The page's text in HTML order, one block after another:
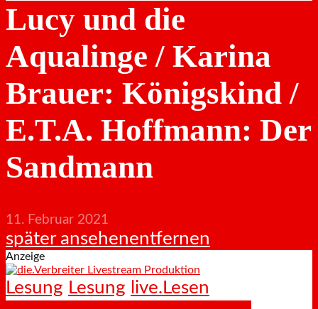
Lucy und die
Aqualinge / Karina
Brauer: Königskind /
E.T.A. Hoffmann: Der
Sandmann
11. Februar 2021
später ansehenentfernen
Anzeige
Lesung Lesung live.Lesen